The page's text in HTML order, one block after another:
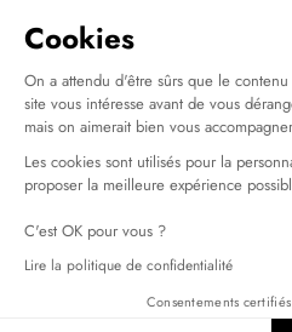
Cookies
On a attendu d'être sûrs que le
site vous intéresse avant de vous
mais on aimerait bien vous
Les cookies sont utilisés pour la
proposer la meilleure expérience
C'est OK pour vous ?
Lire la politique de confidentialité
Consentements